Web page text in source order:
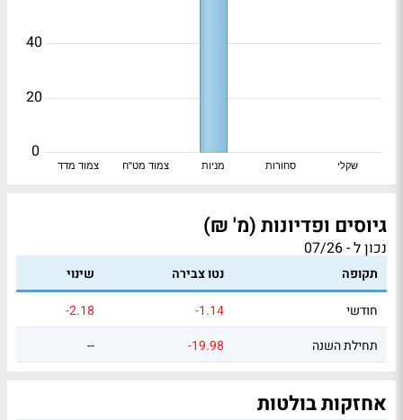
צמוד מדד צמוד מט"ח מניות סחורות שקלי
0
20
40
גיוסים ופדיונות (מ' ₪)
נכון ל - 07/26
תקופה נטו צבירה
שינוי
חודשי
-1.14
-2.18
תחילת השנה
-19.98
--
אחזקות בולטות